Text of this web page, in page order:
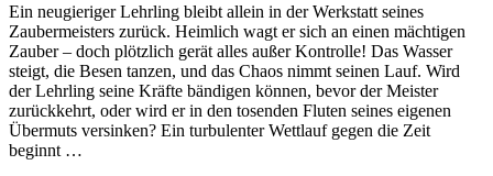
Ein neugieriger Lehrling bleibt allein in der Werkstatt seines
Zaubermeisters zurück. Heimlich wagt er sich an einen mächtigen
Zauber – doch plötzlich gerät alles außer Kontrolle! Das Wasser
steigt, die Besen tanzen, und das Chaos nimmt seinen Lauf. Wird
der Lehrling seine Kräfte bändigen können, bevor der Meister
zurückkehrt, oder wird er in den tosenden Fluten seines eigenen
Übermuts versinken? Ein turbulenter Wettlauf gegen die Zeit
beginnt …